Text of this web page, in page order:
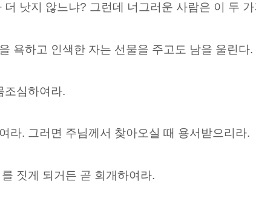
낫지 않느냐? 그런데 너그러운 사람은 이 두
욕하고 인색한 자는 선물을 주고도 남을 울린다.
조심하여라.
라. 그러면 주님께서 찾아오실 때 용서받으리라.
짓게 되거든 곧 회개하여라.